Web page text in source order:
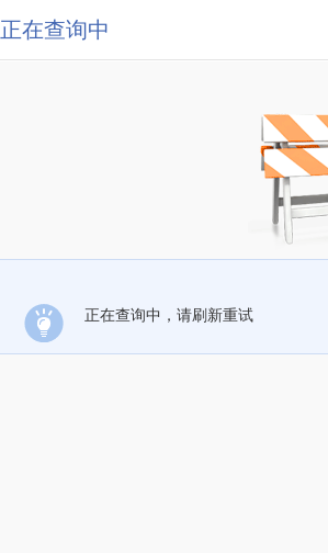
正在查询中
正在查询中，请刷新重试